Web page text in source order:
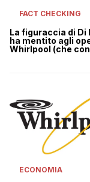
FACT CHECKING
La figuraccia di Di
ha mentito agli
Whirlpool (che
ECONOMIA